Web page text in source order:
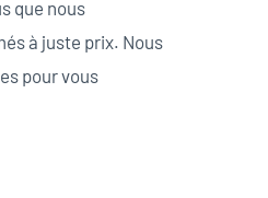
que nous
à juste prix. Nous
pour vous